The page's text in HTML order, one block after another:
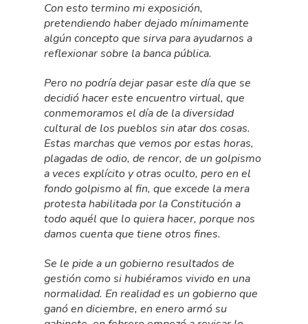
Con esto termino mi exposición,
pretendiendo haber dejado mínimamente
algún concepto que sirva para ayudarnos a
reflexionar sobre la banca pública.
Pero no podría dejar pasar este día que se
decidió hacer este encuentro virtual, que
conmemoramos el día de la diversidad
cultural de los pueblos sin atar dos cosas.
Estas marchas que vemos por estas horas,
plagadas de odio, de rencor, de un golpismo
a veces explícito y otras oculto, pero en el
fondo golpismo al fin, que excede la mera
protesta habilitada por la Constitución a
todo aquél que lo quiera hacer, porque nos
damos cuenta que tiene otros fines.
Se le pide a un gobierno resultados de
gestión como si hubiéramos vivido en una
normalidad. En realidad es un gobierno que
ganó en diciembre, en enero armó su